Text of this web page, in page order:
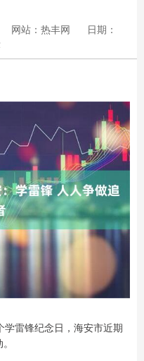
网站：热丰网
日期：
雷锋纪念日，海安市近期